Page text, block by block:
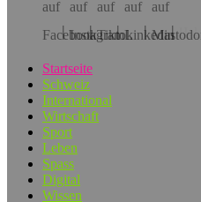
Hol
Startseite
Schweiz
International
Wirtschaft
Sport
Leben
Spass
Digital
Wissen